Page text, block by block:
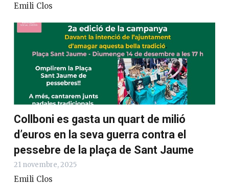
Emili Clos
Collboni es gasta un quart de milió
d’euros en la seva guerra contra el
pessebre de la plaça de Sant Jaume
21 novembre, 2025
Emili Clos